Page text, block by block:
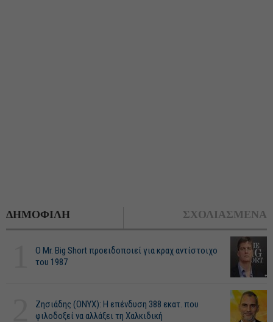
ΔΗΜΟΦΙΛΗ ΣΧΟΛΙΑΣΜΕΝΑ
O Mr. Big Short προειδοποιεί για κραχ αντίστοιχο
του 1987
Ζησιάδης (ONYX): Η επένδυση 388 εκατ. που
φιλοδοξεί να αλλάξει τη Χαλκιδική